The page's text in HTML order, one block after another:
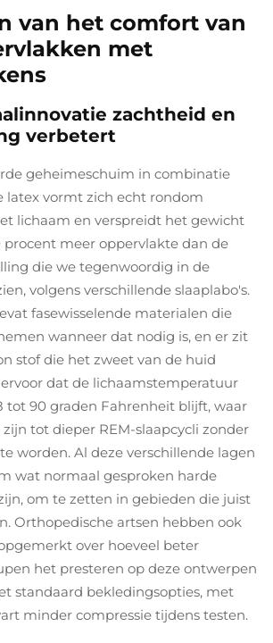
van het comfort van
met
zachtheid en
verbetert
geheimeschuim in combinatie
latex vormt zich echt rondom
lichaam en verspreidt het gewicht
procent meer oppervlakte dan de
die we tegenwoordig in de
volgens verschillende slaaplabo's.
fasewisselende materialen die
wanneer dat nodig is, en er zit
stof die het zweet van de huid
dat de lichaamstemperatuur
tot 90 graden Fahrenheit blijft, waar
tot dieper REM-slaapcycli zonder
worden. Al deze verschillende lagen
wat normaal gesproken harde
om te zetten in gebieden die juist
Orthopedische artsen hebben ook
over hoeveel beter
het presteren op deze ontwerpen
standaard bekledingsopties, met
minder compressie tijdens testen.